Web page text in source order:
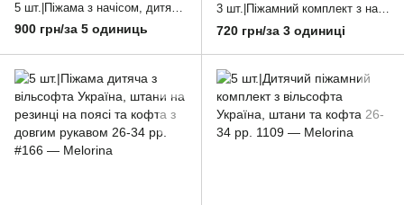
900 грн/за 5 одиниць
3 шт.|Піжамний комплект з начісом,дитячий, Украіна, один колір в упаковці, різні принти та кольори на вибір 36-40 розмір
720 грн/за 3 одиниці